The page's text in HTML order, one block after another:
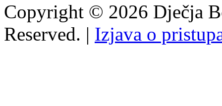
Copyright © 2026 Dječja
Reserved. | Izjava o